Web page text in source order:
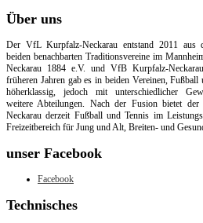
Über uns
Der VfL Kurpfalz-Neckarau entstand 2011 aus
beiden benachbarten Traditionsvereine im
Neckarau 1884 e.V. und VfB Kurpfalz-
früheren Jahren gab es in beiden Vereinen, Fußball
höherklassig, jedoch mit unterschiedlicher
weitere Abteilungen. Nach der Fusion bietet
Neckarau derzeit Fußball und Tennis im
Freizeitbereich für Jung und Alt, Breiten- und
unser Facebook
Facebook
Technisches